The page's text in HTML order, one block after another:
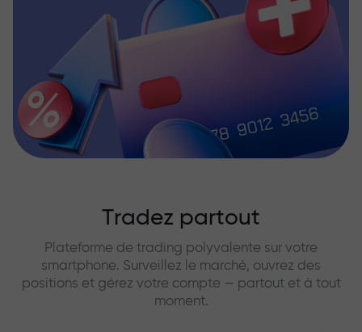
Tradez partout
Plateforme de trading polyvalente sur votre
smartphone. Surveillez le marché, ouvrez des
positions et gérez votre compte — partout et à tout
moment.